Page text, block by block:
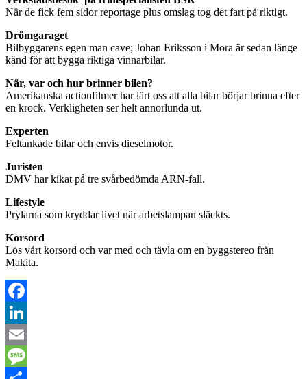
När de fick fem sidor reportage plus omslag tog det fart på riktigt.
Drömgaraget
Bilbyggarens egen man cave; Johan Eriksson i Mora är sedan länge
känd för att bygga riktiga vinnarbilar.
När, var och hur brinner bilen?
Amerikanska actionfilmer har lärt oss att alla bilar börjar brinna efter
en krock. Verkligheten ser helt annorlunda ut.
Experten
Feltankade bilar och envis dieselmotor.
Juristen
DMV har kikat på tre svårbedömda ARN-fall.
Lifestyle
Prylarna som kryddar livet när arbetslampan släckts.
Korsord
Lös vårt korsord och var med och tävla om en byggstereo från
Makita.
Facebook
LinkedIn
Email